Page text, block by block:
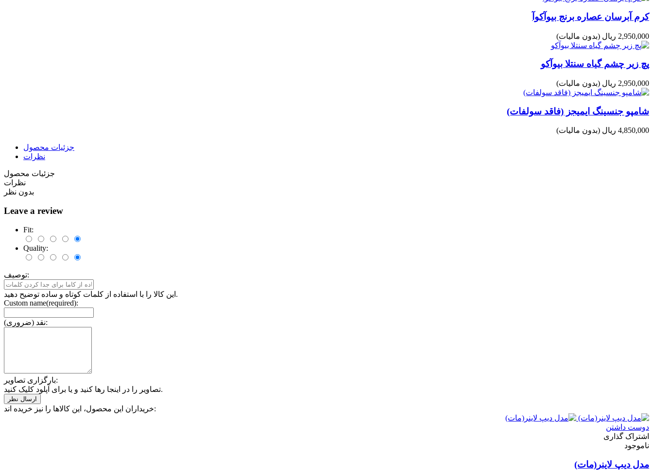
کرم آبرسان عصاره برنج بیوآکوآ
2,950,000 ریال (بدون مالیات)
پچ زیر چشم گیاه سنتلا بیوآکو
2,950,000 ریال (بدون مالیات)
شامپو جنسینگ ایمیجز (فاقد سولفات)
4,850,000 ریال (بدون مالیات)
جزئیات محصول
نظرات
جزئیات محصول
نظرات
بدون نظر
Leave a review
Fit:
Quality:
توصیف:
این کالا را با استفاده از کلمات کوتاه و ساده توضیح دهید.
Custom name(required):
نقد (ضروری):
بارگزاری تصاویر:
تصاویر را در اینجا رها کنید و یا برای آپلود کلیک کنید.
خریداران این محصول، این کالاها را نیز خریده اند:
دوست داشتن
اشتراک گذاری
ناموجود
مدل دیپ لاینر(مات)